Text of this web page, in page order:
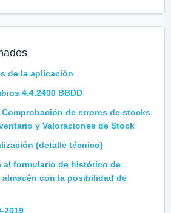
de la aplicación
4.4.2400 BBDD
Comprobación de errores de stocks
y Valoraciones de Stock
(detalle técnico)
al formulario de histórico de
almacén con la posibilidad de
2019